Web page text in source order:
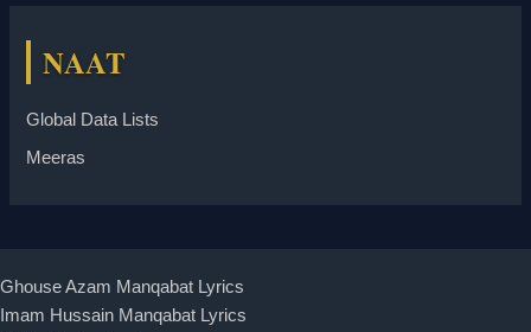
NAAT
Global Data Lists
Meeras
Ghouse Azam Manqabat Lyrics
Imam Hussain Manqabat Lyrics